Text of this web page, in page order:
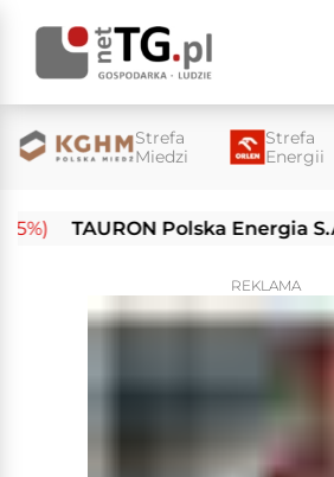
Strefa
Miedzi
Strefa
Energii
TAURON Polska Energia S.A.
REKLAMA